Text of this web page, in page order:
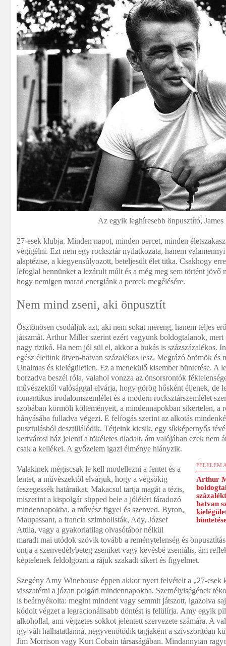
Az egyik leghíresebb önpusztító, James
27-esek klubja. Minden napot, minden percet, minden
végigélni. Ezt nem egy rocksztár nyilatkozata, hanem
alaptézise, a kiegyensúlyozott, beteljesült élet titka. Csakhogy
lefoglal bennünket a lezárult múlt és a még meg sem történt jövő
hogy nemigen marad energiánk a percek megélésére.
Nem mind zseni, aki önpusztít
Ösztönösen csodáljuk azt, aki nem sokat mereng, hanem teljes
játszmát. Arthur Miller szerint ezért vagyunk boldogtalanok,
nagy rizikó. Ha nem jól sül el, akkor a bukás is százszázalékos.
egész életünk ötven-hatvan százalékos lesz. Megrázó örömök és
Unalmas és kielégületlen. Ez a menekülő kisember büntetése. A
borzadva beszél róla, valahol vonzza az önsorsrontók
művészektől valósággal elvárja, hogy görög hősként éljenek, de
romantikus irodalomszemlélet és a modern rocksztárszemlélet
szobában körmöli költeményeit, a mindennapokban sikertelen, a
hányásába fulladva végezi. E felfogás szerint az alkotás
pusztulásból desztillálódik. Tétjeink kicsik, egy síkképernyős
kertvárosi ház jelenti a tökéletes diadalt, ám valójában ezek nem
csak a kellékei. A győzelem igazi élménye hiányzik.
FÉLELEM
Arthur
hatvan
Valakinek mégiscsak le kell modellezni a fentet és a
lentet, a művészektől elvárjuk, hogy a végsőkig
feszegessék határaikat. Makacsul tartja magát a tézis,
miszerint a kispolgár süpped bele a jólétért fáradozó
mindennapokba, a művész figyel és szenved. Byron,
Maupassant, a francia szimbolisták, Ady, József
Attila, vagy a gyakorlatilag olvasótábor nélkül
maradt mai utódok szövik tovább a reménytelenség és
ontja a szenvedélybeteg zseniket vagy kevésbé zseniális, ám
képtelenek feldolgozni a rájuk szakadt sikert és figyelmet.
Szegény Amy Winehouse éppen akkor nyert felvételt a „27-
visszatérni a józan polgári mindennapokba. Személyiségének
is beárnyékolta: megint mindent vagy semmit játszott, igazolva
kódolt végzet a legracionálisabb döntést is felülírja. Amy egyik
alkohollal, ami végzetes sokkot jelentett szervezete számára. A
így vált halhatatlanná, negyvenötödik tagjaként a szívszorítóan
Jim Morrison vagy Kurt Cobain társaságában. Mindannyian